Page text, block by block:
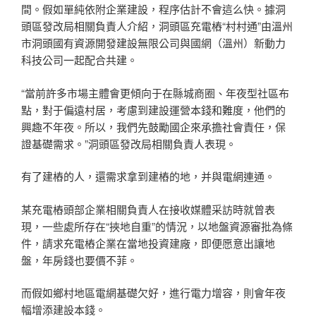
間。假如單純依附企業建設，程序估計不會這么快。據洞
頭區發改局相關負責人介紹，洞頭區充電樁“村村通”由溫州
市洞頭國有資源開發建設無限公司與國網（溫州）新動力
科技公司一起配合共建。
“當前許多市場主體會更傾向于在縣城商圈、年夜型社區布
點，對于偏遠村居，考慮到建設運營本錢和難度，他們的
興趣不年夜。所以，我們先鼓勵國企來承擔社會責任，保
證基礎需求。”洞頭區發改局相關負責人表現。
有了建樁的人，還需求拿到建樁的地，并與電網連通。
某充電樁頭部企業相關負責人在接收媒體采訪時就曾表
現，一些處所存在“挾地自重”的情況，以地盤資源審批為條
件，請求充電樁企業在當地投資建廠，即便愿意出讓地
盤，年房錢也要價不菲。
而假如鄉村地區電網基礎欠好，進行電力增容，則會年夜
幅增添建設本錢。